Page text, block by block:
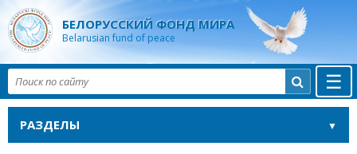
БЕЛОРУССКИЙ ФОНД МИРА
Belarusian fund of peace
☰

РАЗДЕЛЫ